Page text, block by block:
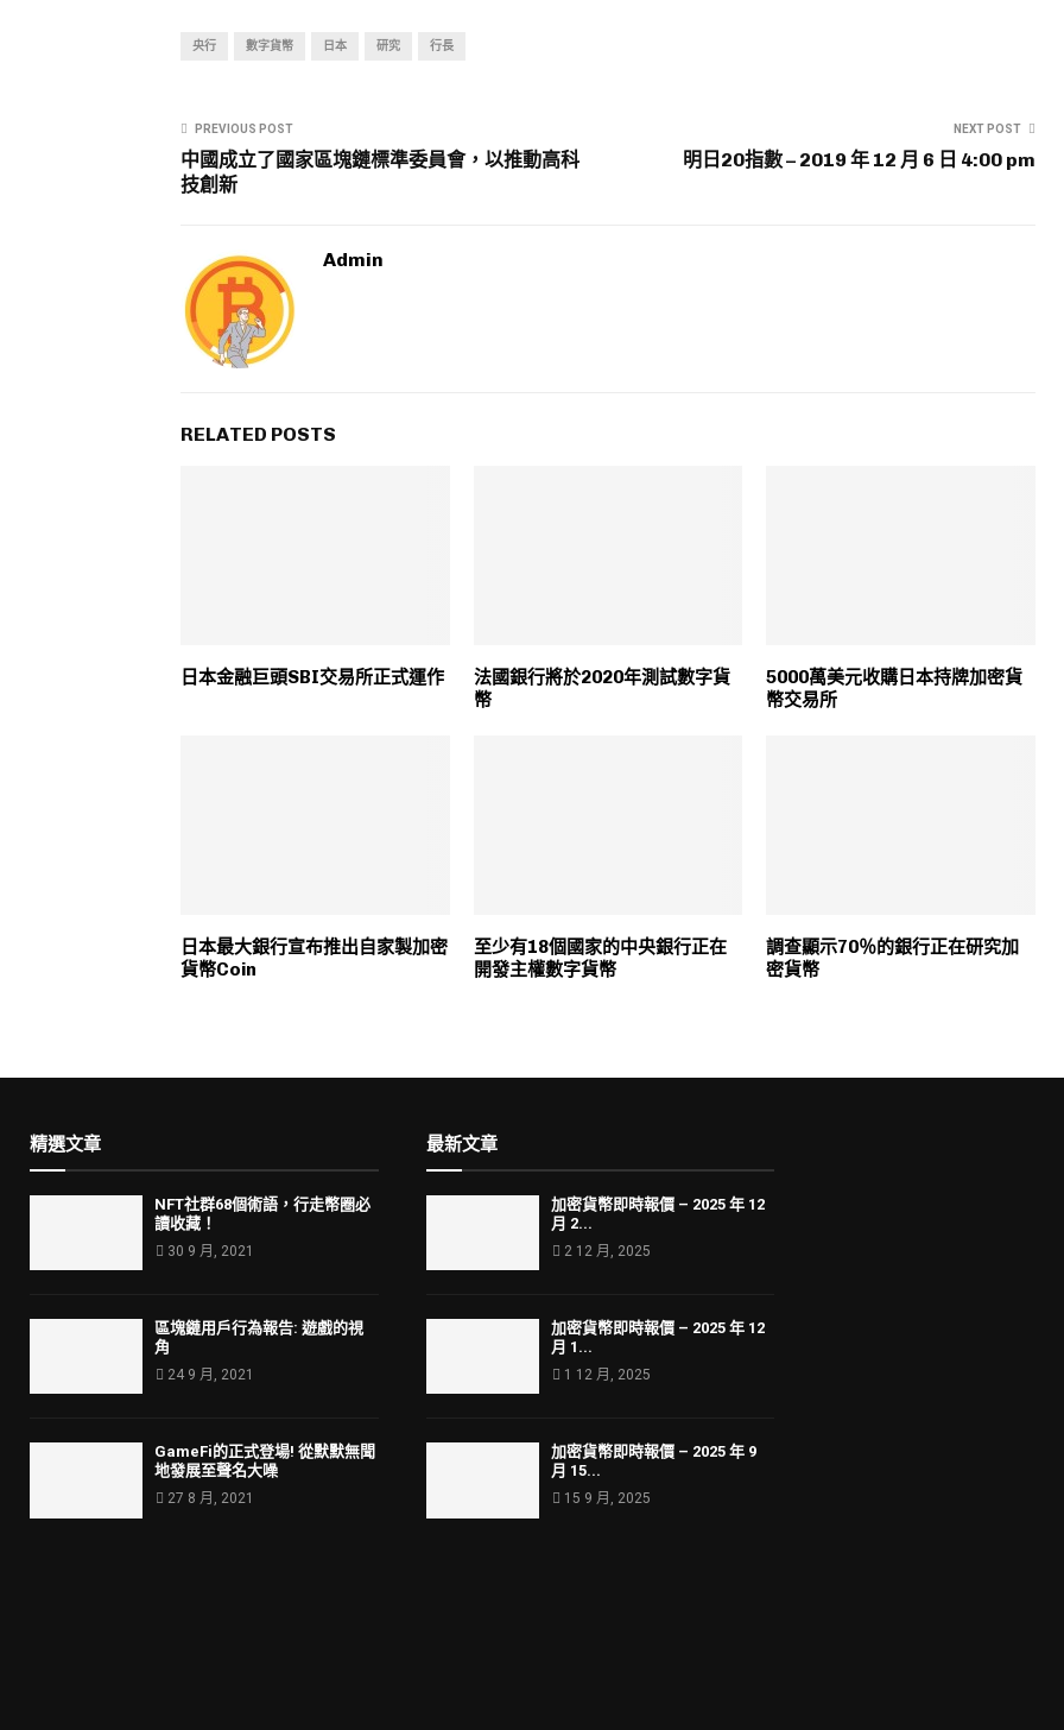
央行 數字貨幣 日本 研究 行長
PREVIOUS POST
中國成立了國家區塊鏈標準委員會，以推動高科
技創新
NEXT POST
明日20指數 – 2019 年 12 月 6 日 4:00 pm
Admin
RELATED POSTS
日本金融巨頭SBI交易所正式運作
法國銀行將於2020年測試數字貨
幣
5000萬美元收購日本持牌加密貨
幣交易所
日本最大銀行宣布推出自家製加密
貨幣Coin
至少有18個國家的中央銀行正在
開發主權數字貨幣
調查顯示70％的銀行正在研究加
密貨幣
精選文章
NFT社群68個術語，行走幣圈必
讀收藏！
30 9 月, 2021
區塊鏈用戶行為報告: 遊戲的視
角
24 9 月, 2021
GameFi的正式登場! 從默默無聞
地發展至聲名大噪
27 8 月, 2021
最新文章
加密貨幣即時報價 – 2025 年 12
月 2...
2 12 月, 2025
加密貨幣即時報價 – 2025 年 12
月 1...
1 12 月, 2025
加密貨幣即時報價 – 2025 年 9
月 15...
15 9 月, 2025